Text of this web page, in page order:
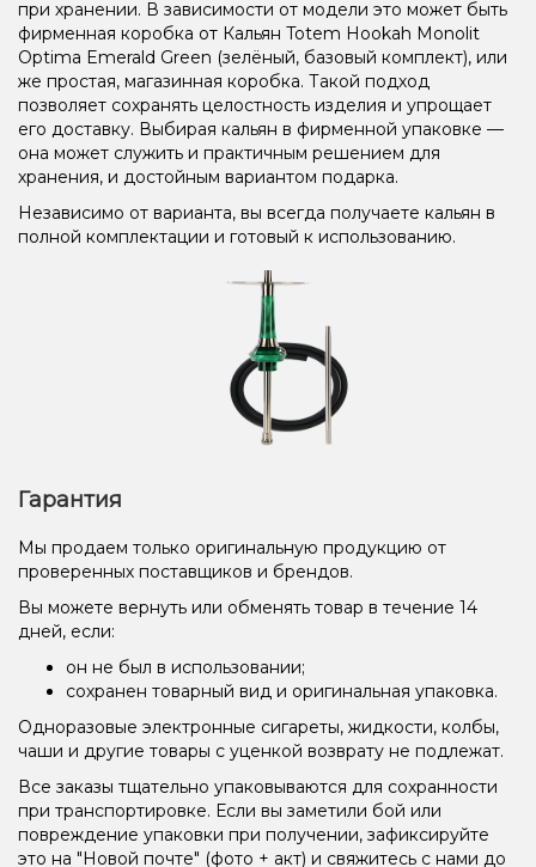
при хранении. В зависимости от модели это может быть
фирменная коробка от Кальян Totem Hookah Monolit
Optima Emerald Green (зелёный, базовый комплект), или
же простая, магазинная коробка. Такой подход
позволяет сохранять целостность изделия и упрощает
его доставку. Выбирая кальян в фирменной упаковке —
она может служить и практичным решением для
хранения, и достойным вариантом подарка.
Независимо от варианта, вы всегда получаете кальян в
полной комплектации и готовый к использованию.
Гарантия
Мы продаем только оригинальную продукцию от
проверенных поставщиков и брендов.
Вы можете вернуть или обменять товар в течение 14
дней, если:
он не был в использовании;
сохранен товарный вид и оригинальная упаковка.
Одноразовые электронные сигареты, жидкости, колбы,
чаши и другие товары с уценкой возврату не подлежат.
Все заказы тщательно упаковываются для сохранности
при транспортировке. Если вы заметили бой или
повреждение упаковки при получении, зафиксируйте
это на "Новой почте" (фото + акт) и свяжитесь с нами до